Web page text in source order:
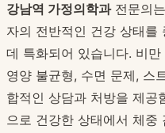
강남역 가정의학과전문의
자의 전반적인 건강 상태를
데 특화되어 있습니다. 비
영양 불균형, 수면 문제, 스
합적인 상담과 처방을 제공
으로 건강한 상태에서 체중